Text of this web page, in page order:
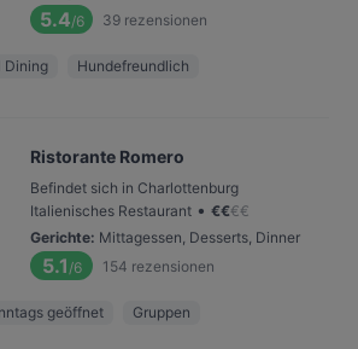
5.4/6 39 rezensionen
Dining Hundefreundlich
Ristorante Romero
Befindet sich in Charlottenburg
Italienisches Restaurant • €€€€
Gerichte: Mittagessen, Desserts, Dinner
5.1 /6 154 rezensionen
geöffnet Gruppen